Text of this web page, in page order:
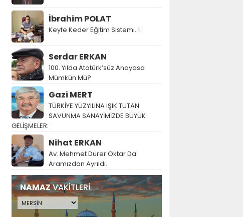
İbrahim POLAT
Keyfe Keder Eğitim Sistemi..!
Serdar ERKAN
100. Yılda Atatürk’süz Anayasa
Mümkün Mü?
Gazi MERT
TÜRKİYE YÜZYILINA IŞIK TUTAN
SAVUNMA SANAYİMİZDE BÜYÜK
GELİŞMELER:
Nihat ERKAN
Av. Mehmet Durer Oktar Da
Aramızdan Ayrıldı.
NAMAZVAKİTLERİ